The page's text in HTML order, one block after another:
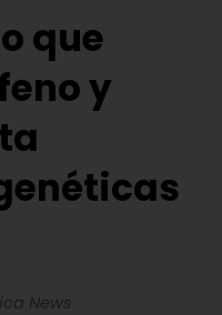
que
y
News